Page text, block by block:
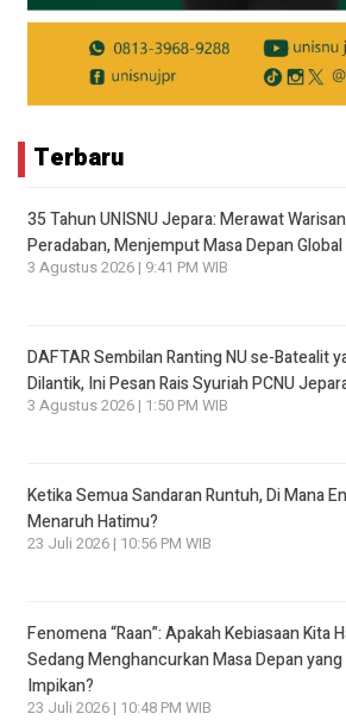
Terbaru
35 Tahun UNISNU Jepara: Merawat Warisan
Peradaban, Menjemput Masa Depan Global
3 Agustus 2026 | 9:41 PM WIB
DAFTAR Sembilan Ranting NU se-Batealit
Dilantik, Ini Pesan Rais Syuriah PCNU
3 Agustus 2026 | 1:50 PM WIB
Ketika Semua Sandaran Runtuh, Di Mana
Menaruh Hatimu?
23 Juli 2026 | 10:56 PM WIB
Fenomena “Raan”: Apakah Kebiasaan Kita
Sedang Menghancurkan Masa Depan yang
Impikan?
23 Juli 2026 | 10:48 PM WIB